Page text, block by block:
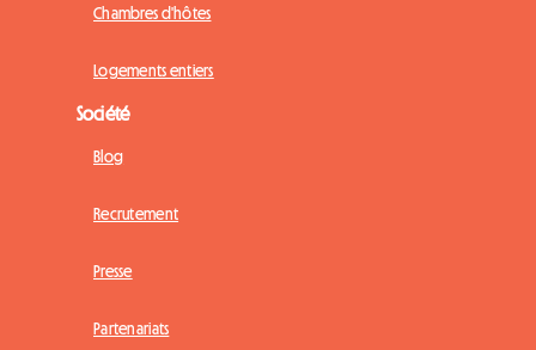
Chambres d'hôtes
Logements entiers
Société
Blog
Recrutement
Presse
Partenariats